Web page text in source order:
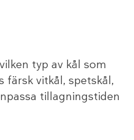
typ av kål som
färsk vitkål, spetskål,
tillagningstiden